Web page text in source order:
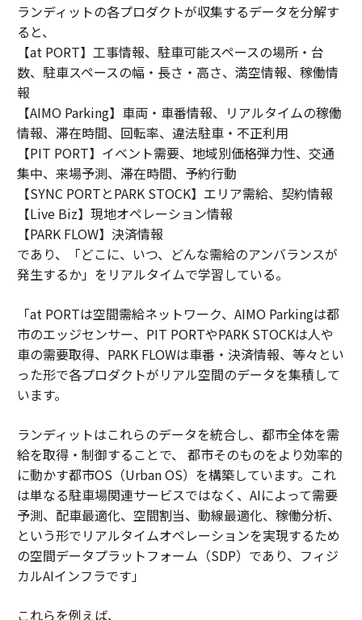
ランディットの各プロダクトが収集するデータを分解す
ると、
【at PORT】工事情報、駐車可能スペースの場所・台
数、駐車スペースの幅・長さ・高さ、満空情報、稼働情
報
【AIMO Parking】車両・車番情報、リアルタイムの稼働
情報、滞在時間、回転率、違法駐車・不正利用
【PIT PORT】イベント需要、地域別価格弾力性、交通
集中、来場予測、滞在時間、予約行動
【SYNC PORTとPARK STOCK】エリア需給、契約情報
【Live Biz】現地オペレーション情報
【PARK FLOW】決済情報
であり、「どこに、いつ、どんな需給のアンバランスが
発生するか」をリアルタイムで学習している。
「at PORTは空間需給ネットワーク、AIMO Parkingは都
市のエッジセンサー、PIT PORTやPARK STOCKは人や
車の需要取得、PARK FLOWは車番・決済情報、等々とい
った形で各プロダクトがリアル空間のデータを集積して
います。
ランディットはこれらのデータを統合し、都市全体を需
給を取得・制御することで、 都市そのものをより効率的
に動かす都市OS（Urban OS）を構築しています。これ
は単なる駐車場関連サービスではなく、AIによって需要
予測、配車最適化、空間割当、動線最適化、稼働分析、
という形でリアルタイムオペレーションを実現するため
の空間データプラットフォーム（SDP）であり、フィジ
カルAIインフラです」
これらを例えば、